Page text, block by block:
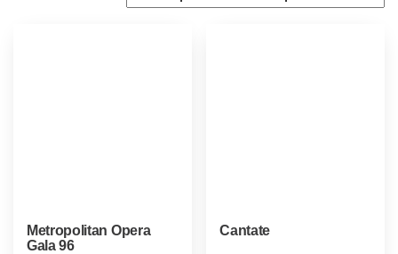
Metropolitan Opera
Gala 96
Cantate